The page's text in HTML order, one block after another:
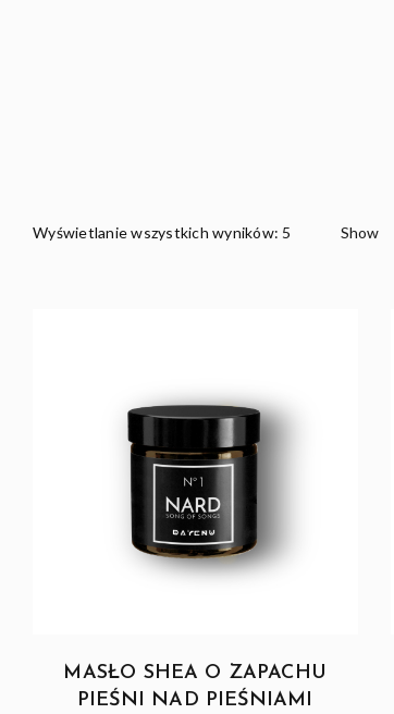
God
Wyświetlanie wszystkich wyników: 5 Posortowane
Show
MASŁO SHEA O ZAPACHU
PIEŚNI NAD PIEŚNIAMI